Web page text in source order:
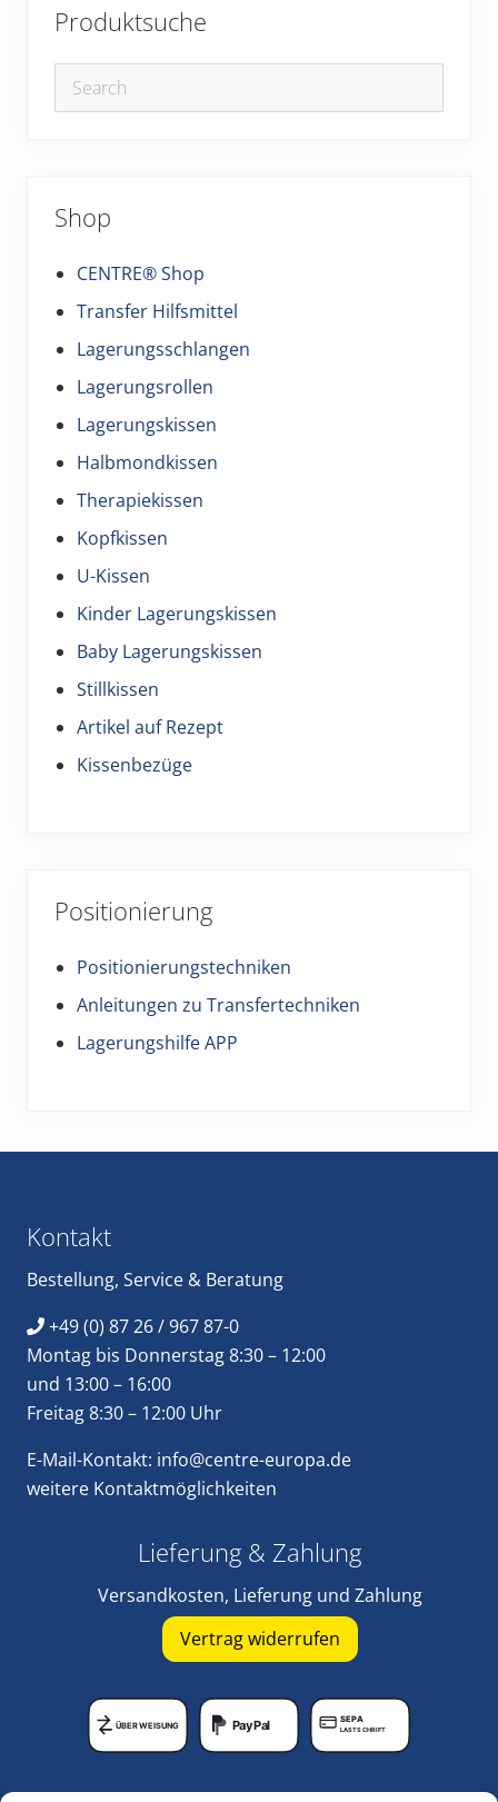
Produktsuche
Shop
CENTRE® Shop
Transfer Hilfsmittel
Lagerungsschlangen
Lagerungsrollen
Lagerungskissen
Halbmondkissen
Therapiekissen
Kopfkissen
U-Kissen
Kinder Lagerungskissen
Baby Lagerungskissen
Stillkissen
Artikel auf Rezept
Kissenbezüge
Positionierung
Positionierungstechniken
Anleitungen zu Transfertechniken
Lagerungshilfe APP
Kontakt
Bestellung, Service & Beratung
+49 (0) 87 26 / 967 87-0
Montag bis Donnerstag 8:30 – 12:00
und 13:00 – 16:00
Freitag 8:30 – 12:00 Uhr
E-Mail-Kontakt: info@centre-europa.de
weitere Kontaktmöglichkeiten
Lieferung & Zahlung
Versandkosten, Lieferung und Zahlung
Vertrag widerrufen
ÜBERWEISUNG PayPal SEPA
LASTSCHRIFT